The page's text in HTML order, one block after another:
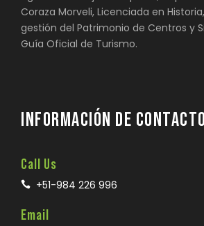
Coraza Morveli, Licenciada en
gestión del Patrimonio de Centros y
Guía Oficial de Turismo.
INFORMACIÓN DE CONTACTO
Call Us
+51-984 226 996
Email